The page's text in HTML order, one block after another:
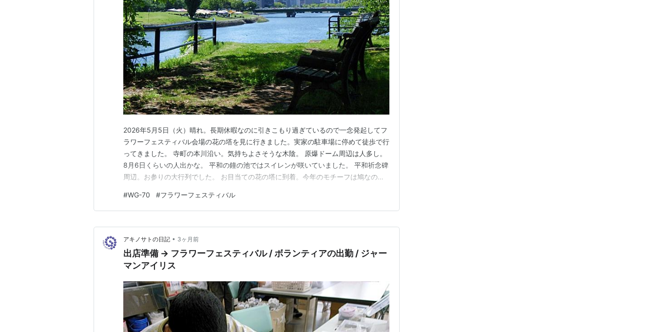
2026年5月5日（火）晴れ。長期休暇なのに引きこもり過ぎているので一念発起してフ
ラワーフェスティバル会場の花の塔を見に行きました。実家の駐車場に停めて徒歩で行
ってきました。 寺町の本川沿い。気持ちよさそうな木陰。 原爆ドーム周辺は人多し。
8月6日くらいの人出かな。 平和の鐘の池ではスイレンが咲いていました。 平和祈念碑
周辺。お参りの大行列でした。 お目当ての花の塔に到着。今年のモチーフは鳩なのね
始そよ風が吹いていて気持ち良い気候でした。 明日はGW最終日。引きこもる予定で
す。
#WG-70 #フラワーフェスティバル
アキノサトの日記 • 3ヶ月前
出店準備 → フラワーフェスティバル / ボランティアの出勤 / ジャー
マンアイリス